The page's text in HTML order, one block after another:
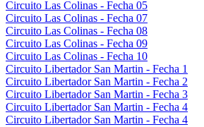
Circuito Las Colinas - Fecha 05
Circuito Las Colinas - Fecha 07
Circuito Las Colinas - Fecha 08
Circuito Las Colinas - Fecha 09
Circuito Las Colinas - Fecha 10
Circuito Libertador San Martin - Fecha 1
Circuito Libertador San Martin - Fecha 2
Circuito Libertador San Martin - Fecha 3
Circuito Libertador San Martin - Fecha 4
Circuito Libertador San Martin - Fecha 4